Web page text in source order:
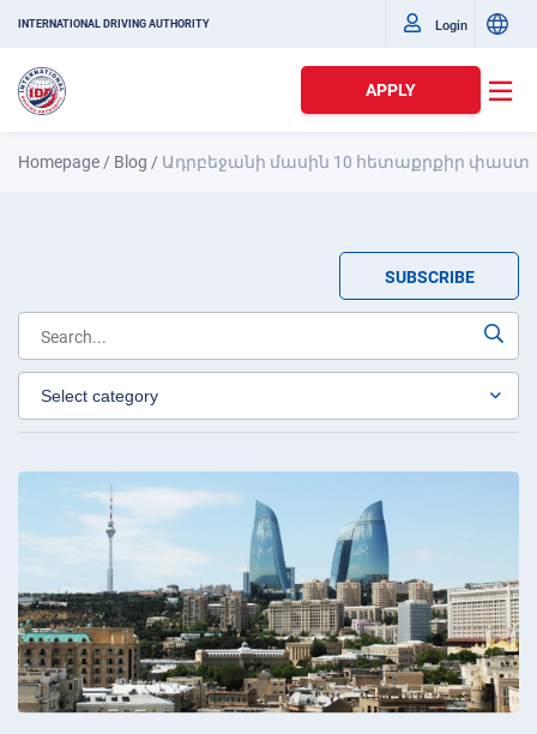
INTERNATIONAL DRIVING AUTHORITY Login
APPLY
Homepage / Blog / Ադրբեջանի մասին 10 հետաքրքիր փաստ
SUBSCRIBE